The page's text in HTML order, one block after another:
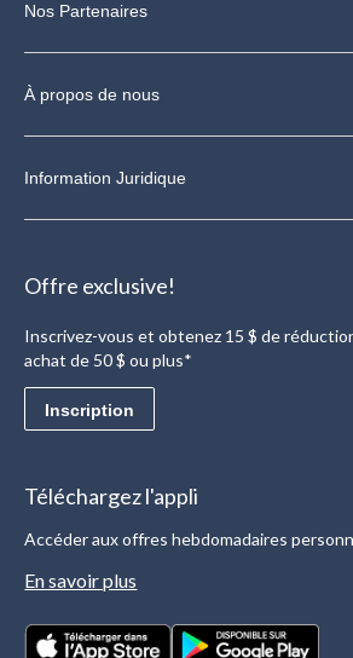
Nos Partenaires
À propos de nous
Information Juridique
Offre exclusive!
Inscrivez-vous et obtenez 15 $ de
achat de 50 $ ou plus*
Inscription
Téléchargez l'appli
Accéder aux offres hebdomadaires
En savoir plus